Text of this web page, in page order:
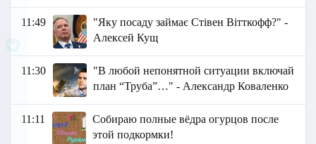
11:49
"Яку посаду займає Стівен Вітткофф?" -
Алексей Кущ
11:30
"В любой непонятной ситуации включай
план “Труба”…" - Александр Коваленко
11:11
Собираю полные вёдра огурцов после
этой подкормки!